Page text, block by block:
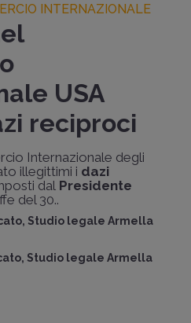
INTERNAZIONALE
USA
reciproci
Internazionale degli
illegittimi i dazi
dal Presidente
del 30..
Studio legale Armella
Studio legale Armella